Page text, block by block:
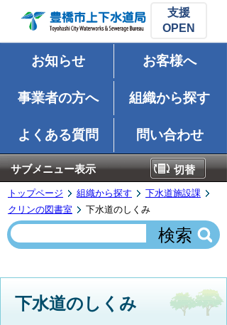
支援
お知らせ お客様へ
事業者の方へ 組織から探す
よくある質問 問い合わせ
サブメニュー表示 切替
トップページ 組織から探す
下水道施設課
クリンの図書室
下水道のしくみ
下水道のしくみ